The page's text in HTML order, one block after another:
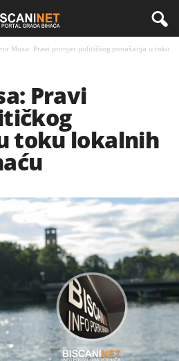
Musa: Pravi primjer političkog ponašanja u toku
Pravi
toku lokalnih